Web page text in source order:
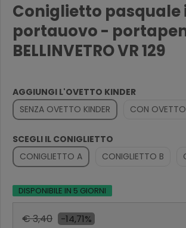
Coniglietto pasquale
portauovo -
BELLINVETRO VR 129
AGGIUNGI L'OVETTO KINDER
SENZA OVETTO KINDER
CON OVETTO
SCEGLI IL CONIGLIETTO
CONIGLIETTO A
CONIGLIETTO B
DISPONIBILE IN 5 GIORNI
€ 3,40 -14,71%